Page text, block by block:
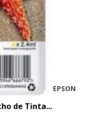
EPSON
de Tinta...